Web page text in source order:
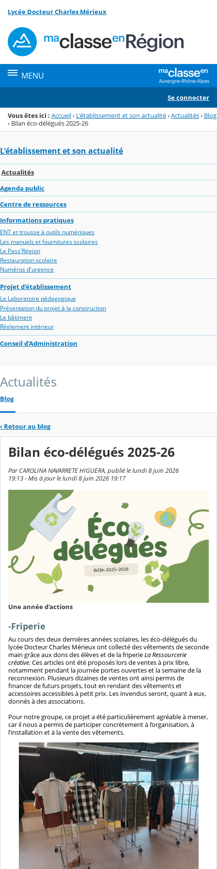
Menu de la rubrique
Contenu
Lycée Docteur Charles Mérieux
MENU
Se connecter
Vous êtes ici : Accueil› L'établissement et son actualité›Actualités› Blog
› Bilan éco-délégués 2025-26
L'établissement et son actualité
Actualités
Agenda public
Centre de ressources
Informations pratiques
ENT et trousse à outils numériques
Les manuels et fournitures scolaires
Le Pass'Région
Restauration scolaire
Numéros d'urgence
Projet d'établissement
Le Laboratoire pédagogique
Présentation du projet à la construction
Le bâtiment
Règlement intérieur
Conseil d'Administration
Actualités
Blog
‹ Retour au blog
Bilan éco-délégués 2025-26
Par CAROLINA NAVARRETE HIGUERA, publié le lundi 8 juin 2026
19:13 - Mis à jour le lundi 8 juin 2026 19:17
Une année d'actions
-Friperie
Au cours des deux dernières années scolaires, les éco-délégués du
lycée Docteur Charles Mérieux ont collecté des vêtements de seconde
main grâce aux dons des élèves et de la friperieLa Ressourcerie
créative. Ces articles ont été proposés lors de ventes à prix libre,
notamment pendant la journée portes ouvertes et la semaine de la
reconnexion. Plusieurs dizaines de ventes ont ainsi permis de
financer de futurs projets, tout en rendant des vêtements et
accessoires accessibles à petit prix. Les invendus seront, quant à eux,
donnés à des associations.
Pour notre groupe, ce projet a été particulièrement agréable à mener,
car il nous a permis de participer concrètement à l’organisation, à
l’installation et à la vente des vêtements.